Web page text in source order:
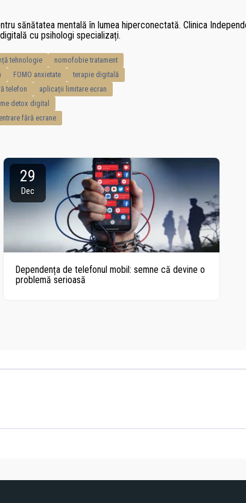
sănătatea mentală în lumea hiperconectată. Clinica
cu psihologi specializați.
tehnologie
nomofobie tratament
FOMO anxietate
terapie digitală
telefon
aplicații limitare ecran
detox digital
fără ecrane
29
Dec
Dependența de telefonul mobil: semne că devine o
problemă serioasă